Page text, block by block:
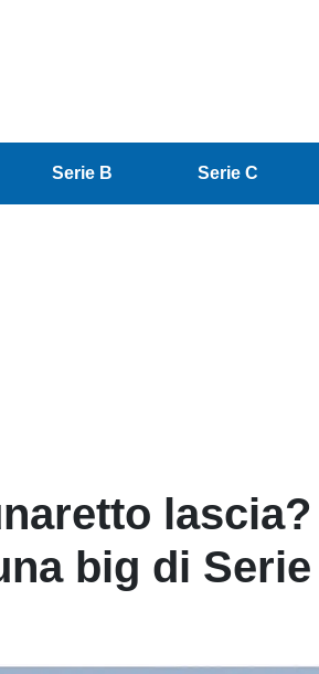
Serie B Serie C
lascia?
big di Serie